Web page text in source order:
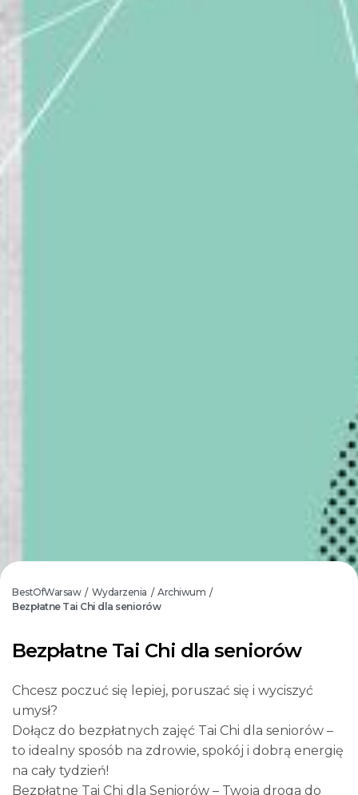
BestOfWarsaw / Wydarzenia / Archiwum /
Bezpłatne Tai Chi dla seniorów
Bezpłatne Tai Chi dla seniorów
Chcesz poczuć się lepiej, poruszać się i wyciszyć
umysł?
Dołącz do bezpłatnych zajęć Tai Chi dla seniorów –
to idealny sposób na zdrowie, spokój i dobrą energię
na cały tydzień!
Bezpłatne Tai Chi dla Seniorów – Twoja droga do